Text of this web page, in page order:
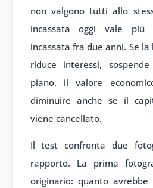
non valgono tutti allo
incassata oggi vale più
incassata fra due anni. Se
riduce interessi,
piano, il valore
diminuire anche se il
viene cancellato.
Il test confronta due
rapporto. La prima
originario: quanto avrebbe